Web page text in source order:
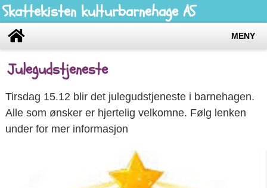
Skattekisten kulturbarnehage AS
MENY
Julegudstjeneste
Tirsdag 15.12 blir det julegudstjeneste i barnehagen.
Alle som ønsker er hjertelig velkomne. Følg lenken
under for mer informasjon